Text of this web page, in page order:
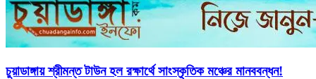
চুয়াডাঙ্গায় শ্রীমন্ত টাউন হল রক্ষার্থে সাংস্কৃতিক মঞ্চের মানববন্ধন!